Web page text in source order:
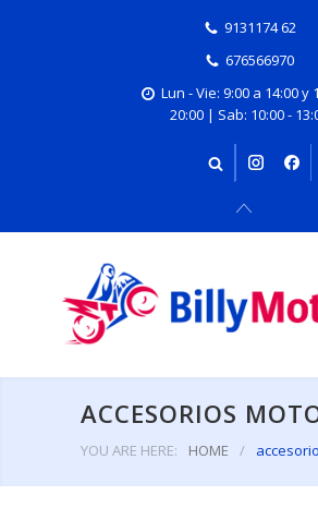
9131174 62
676566970
Lun - Vie: 9:00 a 14:00 y
20:00 | Sab: 10:00 -
ACCESORIOS
YOU ARE HERE: HOME /